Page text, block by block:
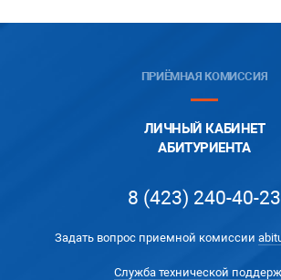
ПРИЁМНАЯ КОМИССИЯ
ЛИЧНЫЙ КАБИНЕТ
АБИТУРИЕНТА
8 (423) 240-40-23
Задать вопрос приемной комиссии
Служба технической